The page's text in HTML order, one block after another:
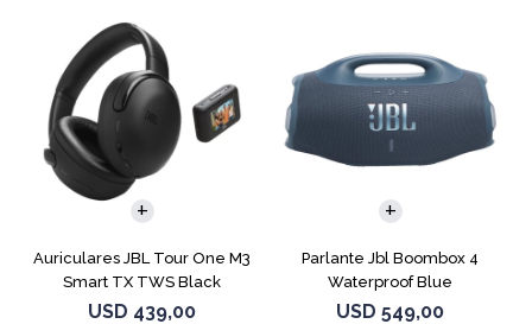
Auriculares JBL Tour One M3
Smart TX TWS Black
USD 439,00
Parlante Jbl Boombox 4
Waterproof Blue
USD 549,00